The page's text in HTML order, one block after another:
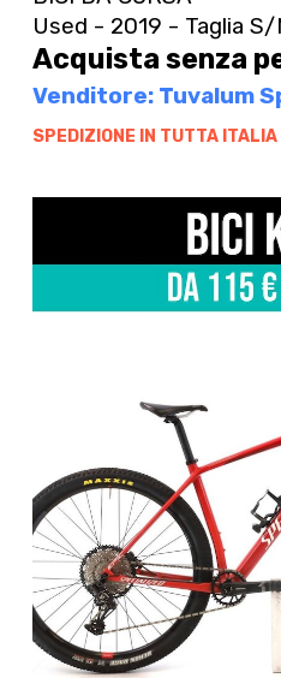
Used - 2019 - Taglia S/
Acquista senza
Venditore: Tuvalum
SPEDIZIONE IN TUTTA ITALIA